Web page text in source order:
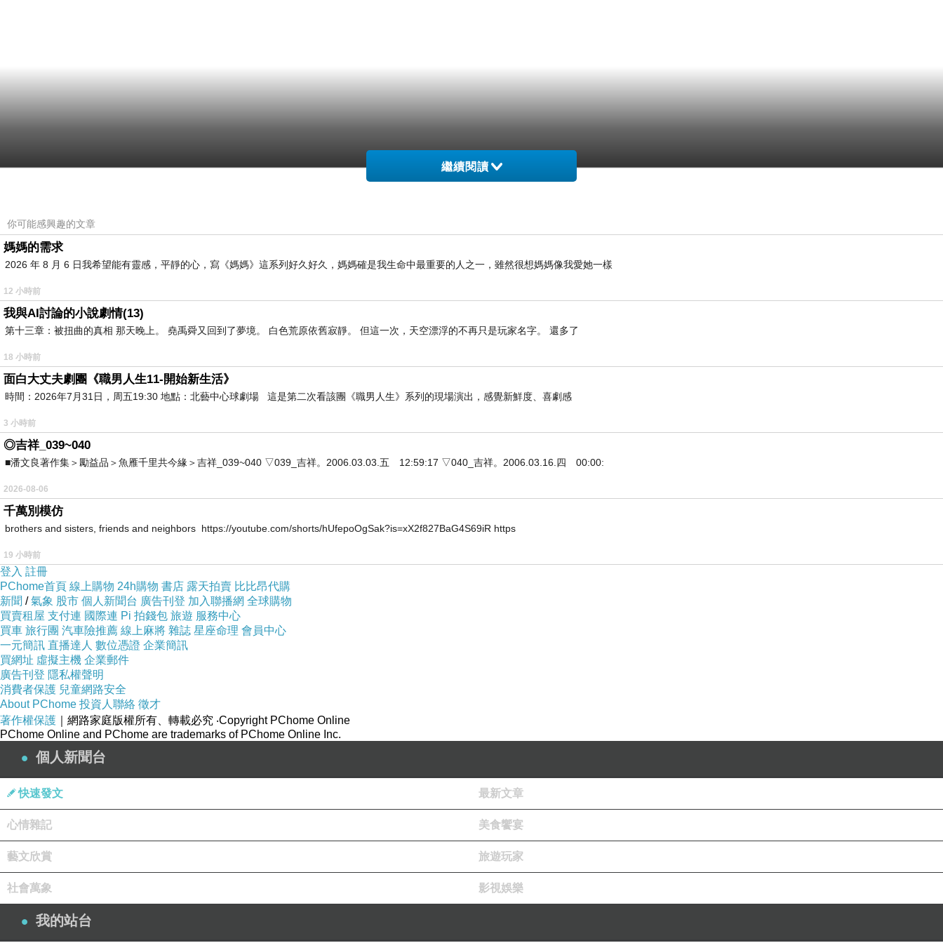
繼續閱讀
你可能感興趣的文章
媽媽的需求
2026 年 8 月 6 日我希望能有靈感，平靜的心，寫《媽媽》這系列好久好久，媽媽確是我生命中最重要的人之一，雖然很想媽媽像我愛她一樣
12 小時前
我與AI討論的小說劇情(13)
第十三章：被扭曲的真相 那天晚上。 堯禹舜又回到了夢境。 白色荒原依舊寂靜。 但這一次，天空漂浮的不再只是玩家名字。 還多了
18 小時前
面白大丈夫劇團《職男人生11-開始新生活》
時間：2026年7月31日，周五19:30 地點：北藝中心球劇場 這是第二次看該團《職男人生》系列的現場演出，感覺新鮮度、喜劇感
3 小時前
◎吉祥_039~040
■潘文良著作集＞勵益品＞魚雁千里共今緣＞吉祥_039~040 ▽039_吉祥。2006.03.03.五 12:59:17 ▽040_吉祥。2006.03.16.四 00:00:
2026-08-06
千萬別模仿
brothers and sisters, friends and neighbors https://youtube.com/shorts/hUfepoOgSak?is=xX2f827BaG4S69iR https
19 小時前
登入 註冊
PChome首頁 線上購物 24h購物 書店 露天拍賣 比比昂代購
新聞 /氣象 股市 個人新聞台 廣告刊登 加入聯播網 全球購物
買賣租屋 支付連 國際連 Pi 拍錢包 旅遊 服務中心
買車 旅行團 汽車險推薦 線上麻將 雜誌 星座命理 會員中心
一元簡訊 直播達人 數位憑證 企業簡訊
買網址 虛擬主機 企業郵件
廣告刊登 隱私權聲明
消費者保護 兒童網路安全
About PChome 投資人聯絡 徵才
著作權保護 ｜網路家庭版權所有、轉載必究 ‧Copyright PChome Online
PChome Online and PChome are trademarks of PChome Online Inc.
個人新聞台
快速發文 最新文章
心情雜記 美食饗宴
藝文欣賞 旅遊玩家
社會萬象 影視娛樂
我的站台